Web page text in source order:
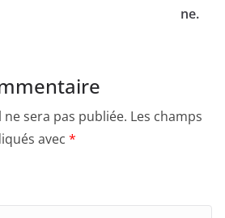
ne.
sera pas publiée. Les champs
avec *